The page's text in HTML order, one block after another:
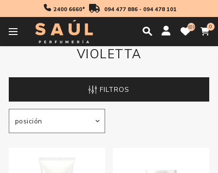
2400 6660* 094 477 886- 094 478 101
0 0
VIOLETTA
FILTROS